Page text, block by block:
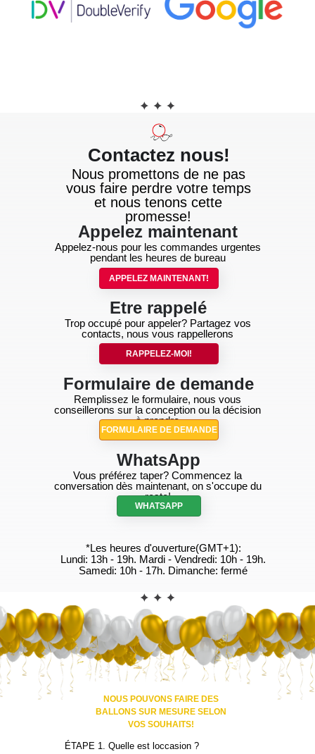
Contactez nous!
Nous promettons de ne pas
vous faire perdre votre temps
et nous tenons cette
promesse!
*Les heures d'ouverture(GMT+1):
Lundi: 13h - 19h. Mardi - Vendredi: 10h - 19h.
Samedi: 10h - 17h. Dimanche: fermé
Formulaire de demande
Remplissez le formulaire, nous vous
conseillerons sur la conception ou la décision
à prendre
FORMULAIRE DE DEMANDE
Etre rappelé
Trop occupé pour appeler? Partagez vos
contacts, nous vous rappellerons
RAPPELEZ-MOI!
Appelez maintenant
Appelez-nous pour les commandes urgentes
pendant les heures de bureau
APPELEZ MAINTENANT!
CONTACT
WhatsApp
Vous préférez taper? Commencez la
conversation dès maintenant, on s'occupe du
reste!
WHATSAPP
NOUS POUVONS FAIRE DES
BALLONS SUR MESURE SELON
VOS SOUHAITS!
ÉTAPE 1. Quelle est loccasion ?